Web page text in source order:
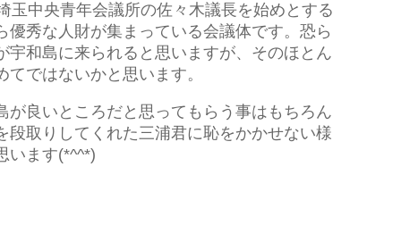
玉中央青年会議所の佐々木議長を始めとする
優秀な人財が集まっている会議体です。恐ら
宇和島に来られると思いますが、そのほとん
てではないかと思います。
が良いところだと思ってもらう事はもちろん
段取りしてくれた三浦君に恥をかかせない様
います(*^^*)